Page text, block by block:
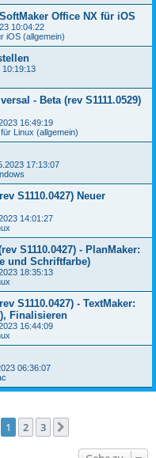
Office NX für iOS
10:04:22
iOS (allgemein)
10:19:13
- Beta (rev S1111.0529)
16:49:19
Linux (allgemein)
17:13:07
S1110.0427) Neuer
14:01:27
S1110.0427) - PlanMaker:
und Schriftfarbe)
18:35:13
S1110.0427) - TextMaker:
Finalisieren
16:44:09
06:36:07
1 2 3